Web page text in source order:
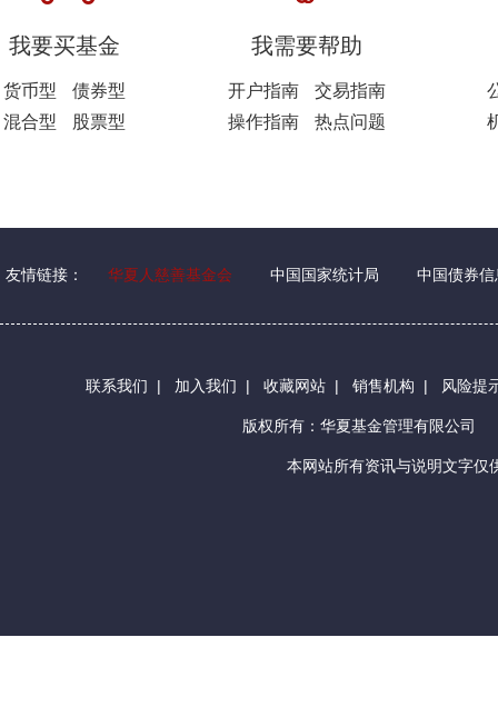
我要买基金
货币型
债券型
混合型
股票型
我需要帮助
开户指南
交易指南
操作指南
热点问题
友情链接： 华夏人慈善基金会 中国国家统计局 中国债券信
联系我们 | 加入我们 | 收藏网站 | 销售机构 | 风险提
版权所有：华夏基金管理有限公司
本网站所有资讯与说明文字仅